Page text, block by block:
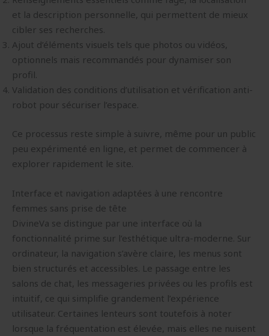
et la description personnelle, qui permettent de mieux
cibler ses recherches.
Ajout d’éléments visuels tels que photos ou vidéos,
optionnels mais recommandés pour dynamiser son
profil.
Validation des conditions d’utilisation et vérification anti-
robot pour sécuriser l’espace.
Ce processus reste simple à suivre, même pour un public
peu expérimenté en ligne, et permet de commencer à
explorer rapidement le site.
Interface et navigation adaptées à une rencontre
femmes sans prise de tête
DivineVa se distingue par une interface où la
fonctionnalité prime sur l’esthétique ultra-moderne. Sur
ordinateur, la navigation s’avère claire, les menus sont
bien structurés et accessibles. Le passage entre les
salons de chat, les messageries privées ou les profils est
intuitif, ce qui simplifie grandement l’expérience
utilisateur. Certaines lenteurs sont toutefois à noter
lorsque la fréquentation est élevée, mais elles ne nuisent